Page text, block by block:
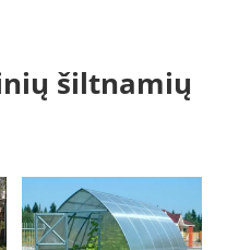
šiltnamių